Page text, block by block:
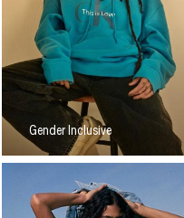
Gender Inclusive